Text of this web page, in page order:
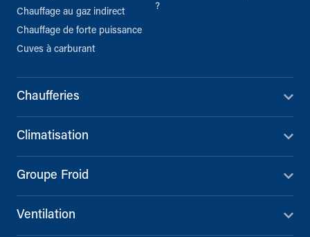
Chauffage au gaz indirect
Chauffage de forte puissance
Cuves à carburant
?
Chaufferies
Climatisation
Groupe Froid
Ventilation